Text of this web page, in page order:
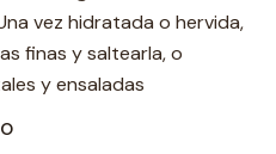
vez hidratada o hervida,
finas y saltearla, o
y ensaladas